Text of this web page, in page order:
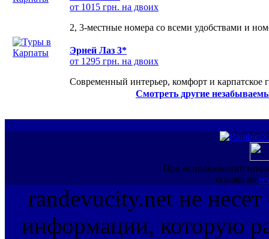
от 1015 грн. на двоих
2, 3-местные номера со всеми удобствами и
Эрней Лаз 3*
от 1295 грн. на двоих
Современный интерьер, комфорт и карпатское
Смотреть другие
При использовании
ссылка на
randevucity.net не несет
информации, которую